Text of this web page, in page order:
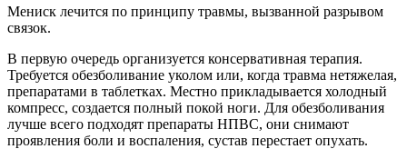
Мениск лечится по принципу травмы, вызванной разрывом
связок.
В первую очередь организуется консервативная терапия.
Требуется обезболивание уколом или, когда травма нетяжелая,
препаратами в таблетках. Местно прикладывается холодный
компресс, создается полный покой ноги. Для обезболивания
лучше всего подходят препараты НПВС, они снимают
проявления боли и воспаления, сустав перестает опухать.